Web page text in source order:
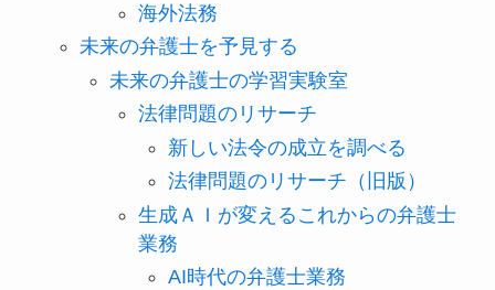
海外法務
未来の弁護士を予見する
未来の弁護士の学習実験室
法律問題のリサーチ
新しい法令の成立を調べる
法律問題のリサーチ（旧版）
生成ＡＩが変えるこれからの弁護士
業務
AI時代の弁護士業務